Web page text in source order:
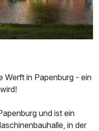
Werft in Papenburg - ein
und ist ein
in der